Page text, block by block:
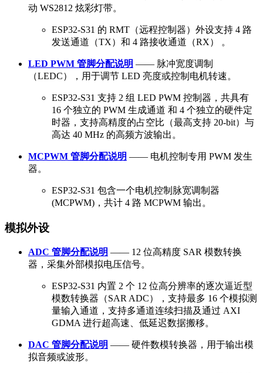
动 WS2812 炫彩灯带。
ESP32-S31 的 RMT（远程控制器）外设支持 4 路
发送通道（TX）和 4 路接收通道（RX） 。
LED PWM 管脚分配说明 —— 脉冲宽度调制
（LEDC），用于调节 LED 亮度或控制电机转速。
ESP32-S31 支持 2 组 LED PWM 控制器，共具有
16 个独立的 PWM 生成通道 和 4 个独立的硬件定
时器，支持高精度的占空比（最高支持 20-bit）与
高达 40 MHz 的高频方波输出。
MCPWM 管脚分配说明 —— 电机控制专用 PWM 发生
器。
ESP32-S31 包含一个电机控制脉宽调制器
(MCPWM)，共计 4 路 MCPWM 输出。
模拟外设
ADC 管脚分配说明 —— 12 位高精度 SAR 模数转换
器，采集外部模拟电压信号。
ESP32-S31 内置 2 个 12 位高分辨率的逐次逼近型
模数转换器（SAR ADC），支持最多 16 个模拟测
量输入通道，支持多通道连续扫描及通过 AXI
GDMA 进行超高速、低延迟数据搬移。
DAC 管脚分配说明 —— 硬件数模转换器，用于输出模
拟音频或波形。